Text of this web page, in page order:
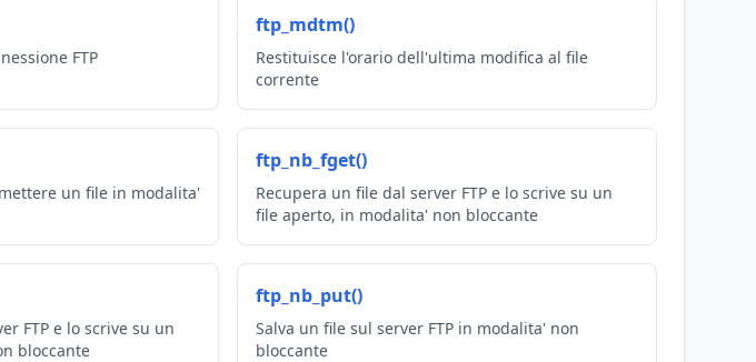
FTP
ftp_mdtm()
Restituisce l'orario dell'ultima modifica al file
corrente
un file in modalita'
ftp_nb_fget()
Recupera un file dal server FTP e lo scrive su un
file aperto, in modalita' non bloccante
FTP e lo scrive su un
bloccante
ftp_nb_put()
Salva un file sul server FTP in modalita' non
bloccante